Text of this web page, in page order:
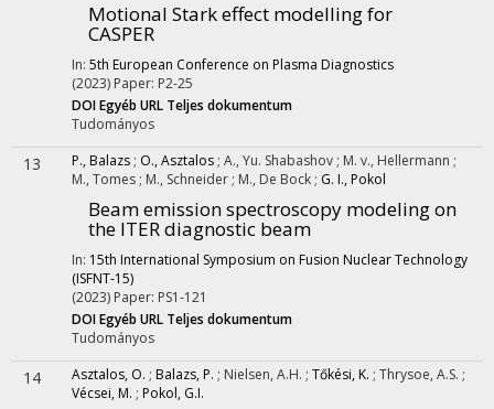
Motional Stark effect modelling for
CASPER
In: 5th European Conference on Plasma Diagnostics
(2023) Paper: P2-25
DOIEgyéb URL Teljes dokumentum
Tudományos
13 P., Balazs ; O., Asztalos ; A., Yu. Shabashov ; M. v., Hellermann ;
M., Tomes ; M., Schneider ; M., De Bock ; G. I., Pokol
Beam emission spectroscopy modeling on
the ITER diagnostic beam
In: 15th International Symposium on Fusion Nuclear Technology
(ISFNT-15)
(2023) Paper: PS1-121
DOIEgyéb URL Teljes dokumentum
Tudományos
14 Asztalos, O. ; Balazs, P. ; Nielsen, A.H. ; Tőkési, K. ; Thrysoe, A.S. ;
Vécsei, M. ; Pokol, G.I.